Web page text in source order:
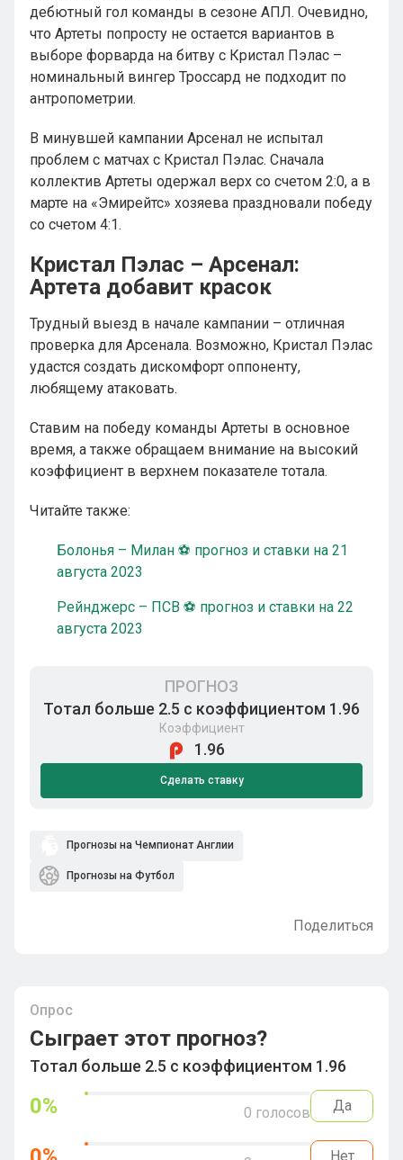
дебютный гол команды в сезоне АПЛ. Очевидно,
что Артеты попросту не остается вариантов в
выборе форварда на битву с Кристал Пэлас –
номинальный вингер Троссард не подходит по
антропометрии.
В минувшей кампании Арсенал не испытал
проблем с матчах с Кристал Пэлас. Сначала
коллектив Артеты одержал верх со счетом 2:0, а в
марте на «Эмирейтс» хозяева праздновали победу
со счетом 4:1.
Кристал Пэлас – Арсенал:
Артета добавит красок
Трудный выезд в начале кампании – отличная
проверка для Арсенала. Возможно, Кристал Пэлас
удастся создать дискомфорт оппоненту,
любящему атаковать.
Ставим на победу команды Артеты в основное
время, а также обращаем внимание на высокий
коэффициент в верхнем показателе тотала.
Читайте также:
Болонья – Милан ⚽ прогноз и ставки на 21
августа 2023
Рейнджерс – ПСВ ⚽ прогноз и ставки на 22
августа 2023
ПРОГНОЗ
Тотал больше 2.5 с коэффициентом 1.96
Коэффициент
1.96
Сделать ставку
Прогнозы на Чемпионат Англии
Прогнозы на Футбол
Поделиться
Опрос
Сыграет этот прогноз?
Тотал больше 2.5 с коэффициентом 1.96
0% 0 голосов Да
Нет